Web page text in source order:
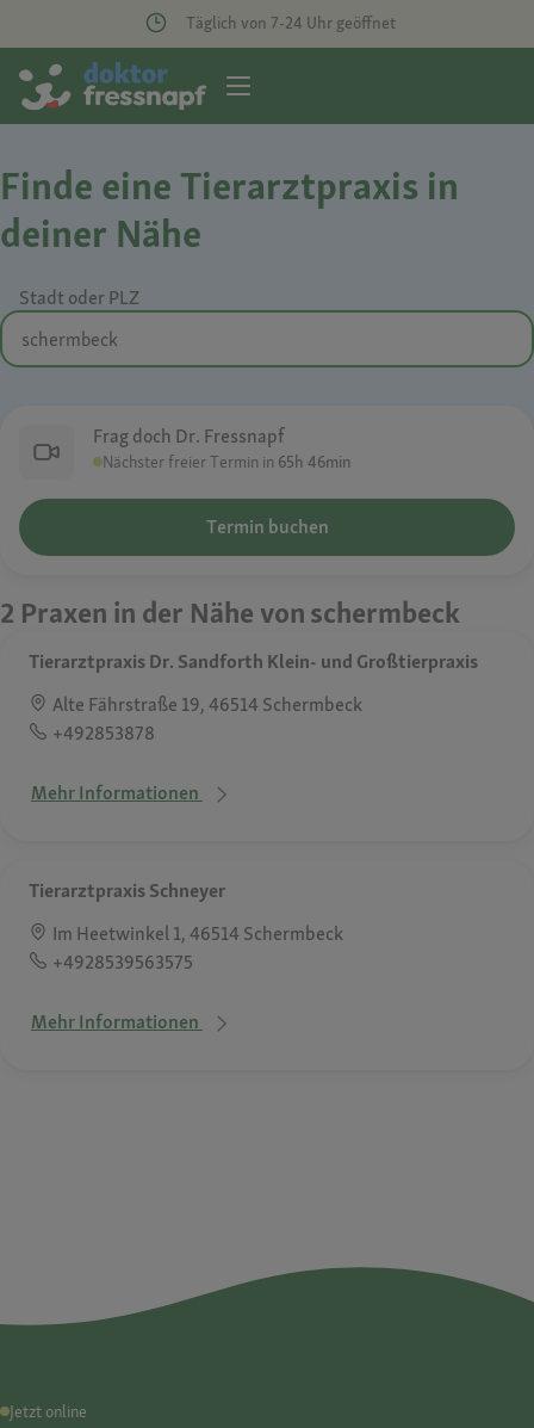
Täglich von 7-24 Uhr geöffnet
Finde eine Tierarztpraxis in
deiner Nähe
Stadt oder PLZ
Frag doch Dr. Fressnapf
Nächster freier Termin in 65h 46min
Termin buchen
2 Praxen in der Nähe von schermbeck
Tierarztpraxis Dr. Sandforth Klein- und Großtierpraxis
Alte Fährstraße 19, 46514 Schermbeck
+492853878
Mehr Informationen
Tierarztpraxis Schneyer
Im Heetwinkel 1, 46514 Schermbeck
+4928539563575
Mehr Informationen
Jetzt online